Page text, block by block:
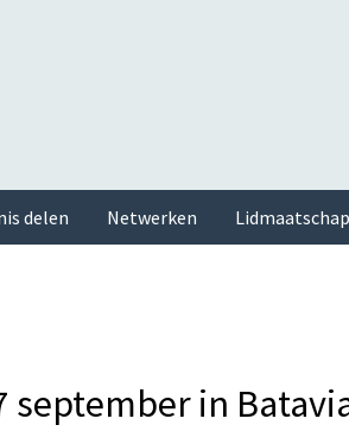
september in
delen Netwerken Lidmaatschap